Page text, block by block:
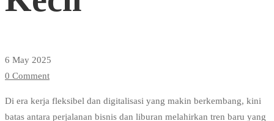
Untuk
Hotel
Kecil
6 May 2025
0 Comment
Di era kerja fleksibel dan digitalisasi yang makin berkembang, kini
batas antara perjalanan bisnis dan liburan melahirkan tren baru yang